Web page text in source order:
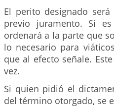
El perito designado
previo juramento. Si
ordenará a la parte que
lo necesario para
que al efecto señale.
vez.
Si quien pidió el
del término otorgado, se